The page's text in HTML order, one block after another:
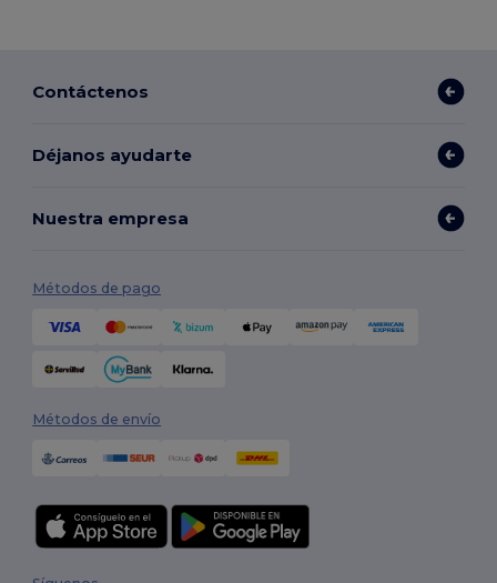
Contáctenos
Déjanos ayudarte
Nuestra empresa
Métodos de pago
Métodos de envío